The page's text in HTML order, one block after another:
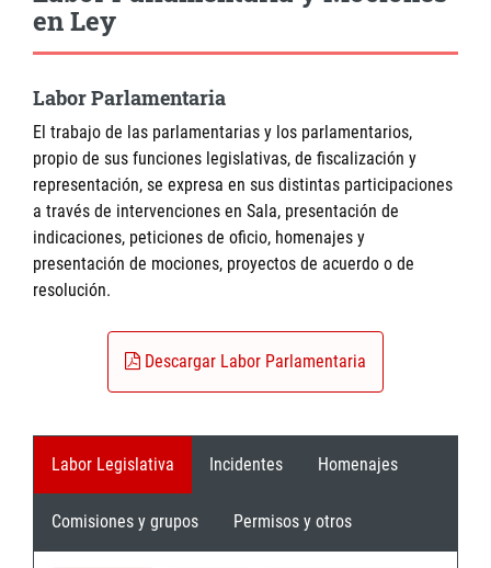
en Ley
Labor Parlamentaria
El trabajo de las parlamentarias y los parlamentarios,
propio de sus funciones legislativas, de fiscalización y
representación, se expresa en sus distintas participaciones
a través de intervenciones en Sala, presentación de
indicaciones, peticiones de oficio, homenajes y
presentación de mociones, proyectos de acuerdo o de
resolución.
Descargar Labor Parlamentaria
Labor Legislativa Incidentes Homenajes
Comisiones y grupos Permisos y otros